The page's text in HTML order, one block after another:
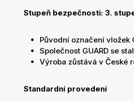
Stupeň bezpečnosti: 3.
Původní označení vložek
Společnost GUARD se
Výroba zůstává v České
Standardní provedení